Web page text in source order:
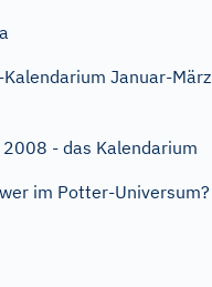
Kalendarium Januar-März
2008 - das Kalendarium
im Potter-Universum?